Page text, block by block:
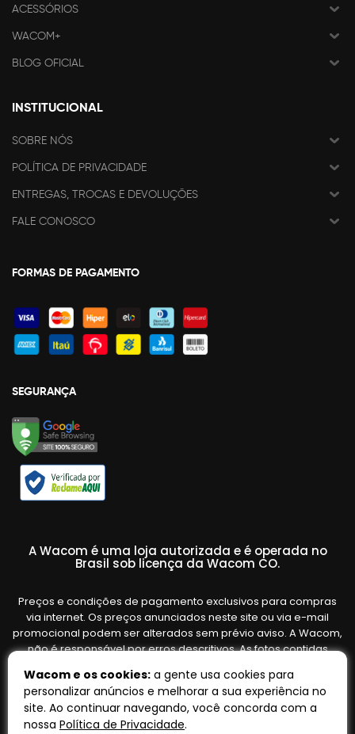
ACESSÓRIOS
WACOM+
BLOG OFICIAL
INSTITUCIONAL
SOBRE NÓS
POLÍTICA DE PRIVACIDADE
ENTREGAS, TROCAS E DEVOLUÇÕES
FALE CONOSCO
FORMAS DE PAGAMENTO
SEGURANÇA
A Wacom é uma loja autorizada e é operada no
Brasil sob licença da Wacom CO.
Preços e condições de pagamento exclusivos para compras
via internet. Os preços anunciados neste site ou via e-mail
promocional podem ser alterados sem prévio aviso. A Wacom,
não é responsável por erros descritivos. As fotos contidas
variar de acordo com o fornecedor/lote do fabricante. Ofertas
válidas até o término de nossos estoques. Vendas sujeitas à
análise e confirmação de dados.
Wacom e os cookies: a gente usa cookies para
personalizar anúncios e melhorar a sua experiência no
site. Ao continuar navegando, você concorda com a
nossa Política de Privacidade.